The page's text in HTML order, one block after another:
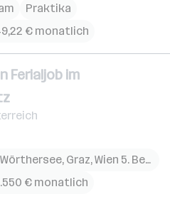
Praktika
€ monatlich
Ferialjob im
, Graz,Wien 5. Bezirk (Margareten)
€ monatlich